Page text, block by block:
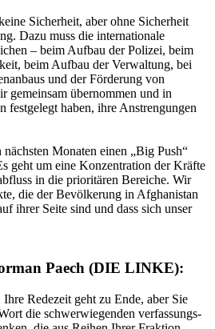
Sicherheit, aber ohne Sicherheit
Dazu muss die internationale
– beim Aufbau der Polizei, beim
beim Aufbau der Verwaltung, bei
und der Förderung von
gemeinsam übernommen und in
festgelegt haben, ihre Anstrengungen
Monaten einen „Big Push“
geht um eine Konzentration der Kräfte
in die prioritären Bereiche. Wir
die der Bevölkerung in Afghanistan
ihrer Seite sind und dass sich unser
Paech (DIE LINKE):
Redezeit geht zu Ende, aber Sie
die schwerwiegenden verfassungs-